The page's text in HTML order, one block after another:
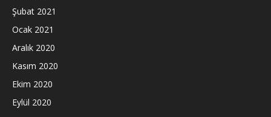
Şubat 2021
Ocak 2021
Aralık 2020
Kasım 2020
Ekim 2020
Eylül 2020